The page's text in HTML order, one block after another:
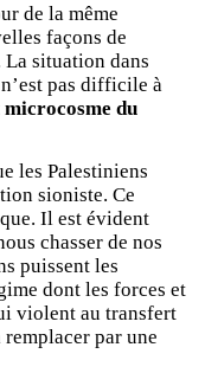
de la même
façons de
situation dans
pas difficile à
du
les Palestiniens
sioniste. Ce
Il est évident
chasser de nos
puissent les
dont les forces et
violent au transfert
par une